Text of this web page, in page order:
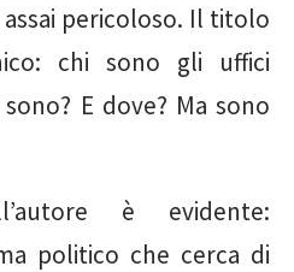
pericoloso. Il titolo
chi sono gli uffici
E dove? Ma sono
è evidente:
politico che cerca di